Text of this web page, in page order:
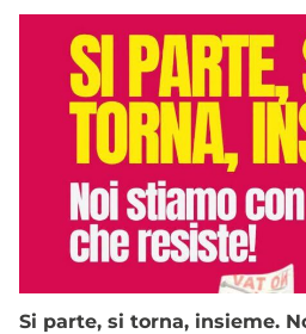
Si parte, si torna, insieme.